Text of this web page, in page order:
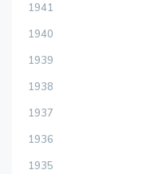
1941
1940
1939
1938
1937
1936
1935